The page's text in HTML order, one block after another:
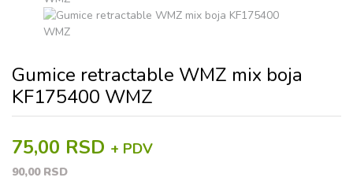
Gumice retractable WMZ mix boja
KF175400 WMZ
75,00 RSD + PDV
90,00 RSD